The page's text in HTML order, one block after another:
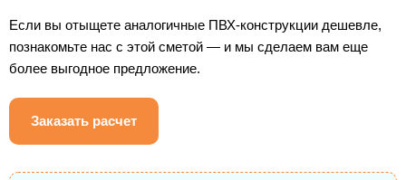
Если вы отыщете аналогичные ПВХ-конструкции дешевле,
познакомьте нас с этой сметой — и мы сделаем вам еще
более выгодное предложение.
Заказать расчет